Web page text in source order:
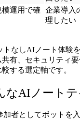
運用で確
企業導入
理したい
トなしAIノート体験
有、セキュリティ
する選定軸です。
なAIノート
加者としてボットを